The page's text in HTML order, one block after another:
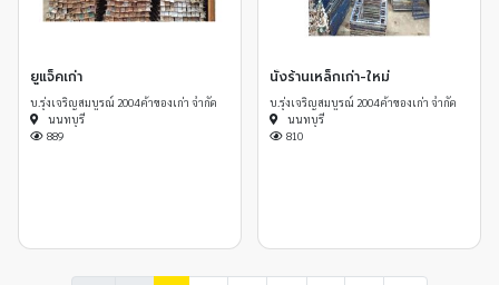
ยูแจ็คเก่า
บ.รุ่งเจริญสมบูรณ์ 2004 ค้าของเก่า จำกัด
นนทบุรี
889
นั่งร้านเหล็กเก่า-ใหม่
บ.รุ่งเจริญสมบูรณ์ 2004 ค้าของเก่า จำกัด
นนทบุรี
810